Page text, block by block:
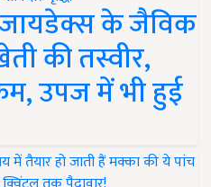
के जैविक
की तस्वीर,
उपज में भी हुई